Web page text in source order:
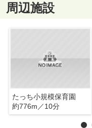
周辺施設
たっち小規模保育園
約776m／10分